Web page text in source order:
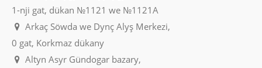
1-nji gat, dükan №1121 we №1121A
Arkaç Söwda we Dynç Alyş Merkezi,
0 gat, Korkmaz dükany
Altyn Asyr Gündogar bazary,